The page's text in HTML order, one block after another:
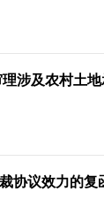
涉及农村土
协议效力的复